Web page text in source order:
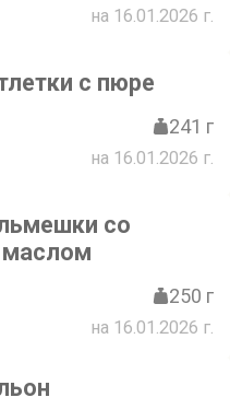
на 16.01.2026 г.
с пюре
241 г
на 16.01.2026 г.
со
250 г
на 16.01.2026 г.